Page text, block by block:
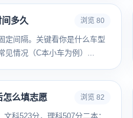
多久 浏览 80
定间隔。关键看你是什么车型
见情况（C本小车为例）...
怎么填志愿 浏览 82
科523分，理科507分二本：